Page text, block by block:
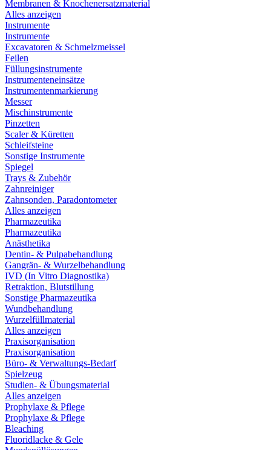
Membranen & Knochenersatzmaterial
Alles anzeigen
Instrumente
Instrumente
Excavatoren & Schmelzmeissel
Feilen
Füllungsinstrumente
Instrumenteneinsätze
Instrumentenmarkierung
Messer
Mischinstrumente
Pinzetten
Scaler & Küretten
Schleifsteine
Sonstige Instrumente
Spiegel
Trays & Zubehör
Zahnreiniger
Zahnsonden, Paradontometer
Alles anzeigen
Pharmazeutika
Pharmazeutika
Anästhetika
Dentin- & Pulpabehandlung
Gangrän- & Wurzelbehandlung
IVD (In Vitro Diagnostika)
Retraktion, Blutstillung
Sonstige Pharmazeutika
Wundbehandlung
Wurzelfüllmaterial
Alles anzeigen
Praxisorganisation
Praxisorganisation
Büro- & Verwaltungs-Bedarf
Spielzeug
Studien- & Übungsmaterial
Alles anzeigen
Prophylaxe & Pflege
Prophylaxe & Pflege
Bleaching
Fluoridlacke & Gele